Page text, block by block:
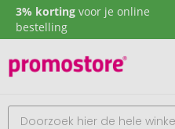
3% korting voor je online
bestelling